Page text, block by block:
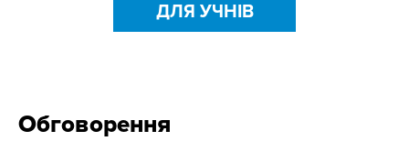
ДЛЯ УЧНІВ
Обговорення